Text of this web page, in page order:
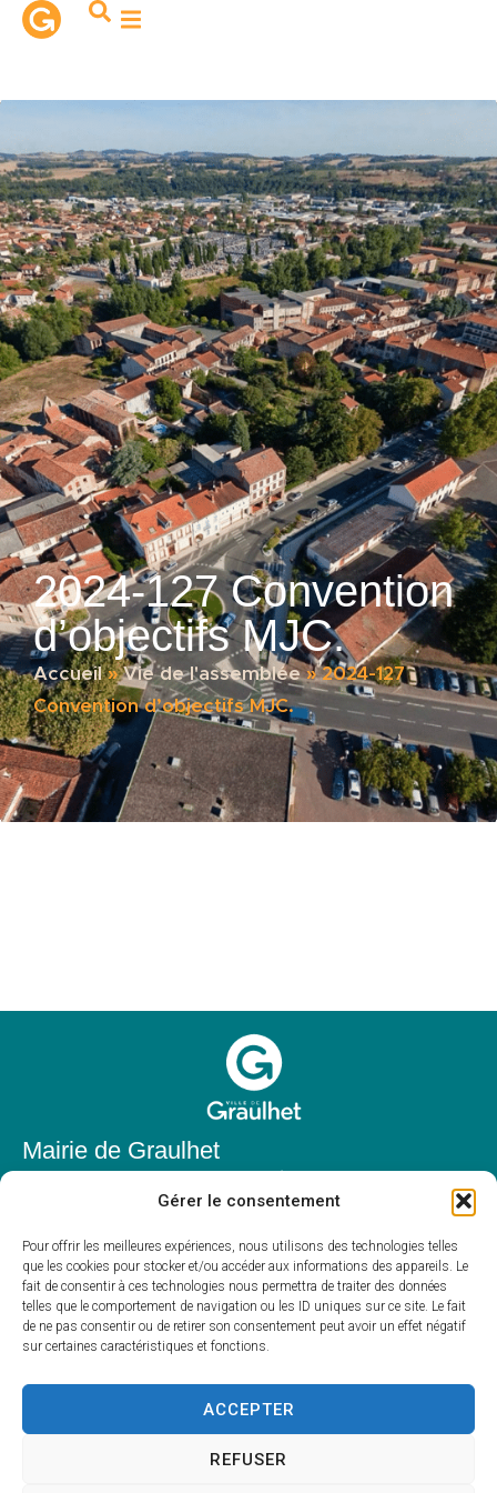
Gérer le consentement
Pour offrir les meilleures expériences, nous utilisons des technologies telles
que les cookies pour stocker et/ou accéder aux informations des appareils. Le
fait de consentir à ces technologies nous permettra de traiter des données
telles que le comportement de navigation ou les ID uniques sur ce site. Le fait
de ne pas consentir ou de retirer son consentement peut avoir un effet négatif
sur certaines caractéristiques et fonctions.
ACCEPTER
REFUSER
principal
2024-127 Convention
d’objectifs MJC.
Accueil»Vie de l'assemblée»2024-127
Convention d’objectifs MJC.
Mairie de Graulhet
81300 Graulhet
05 63 42 85 50
mairie@mairie-graulhet.fr
Horaires d'ouverture
Du lundi au vendredi :